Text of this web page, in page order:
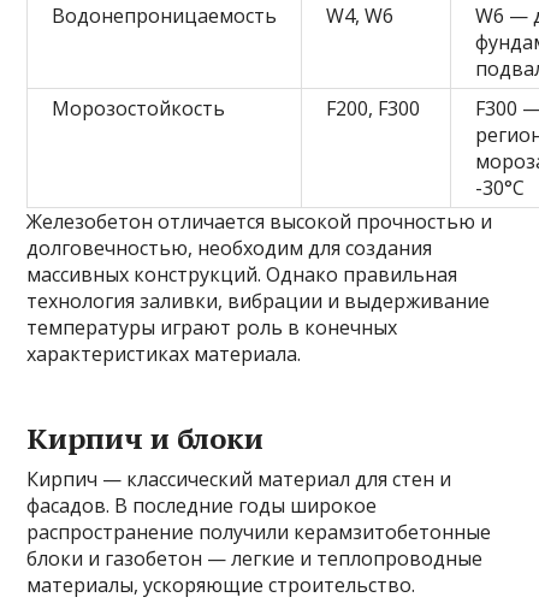
Водонепроницаемость
W4, W6
W6 —
Морозостойкость
F200, F300
F300
-30°C
Железобетон отличается высокой прочностью и
долговечностью, необходим для создания
массивных конструкций. Однако правильная
технология заливки, вибрации и выдерживание
температуры играют роль в конечных
характеристиках материала.
Кирпич и блоки
Кирпич — классический материал для стен и
фасадов. В последние годы широкое
распространение получили керамзитобетонные
блоки и газобетон — легкие и теплопроводные
материалы, ускоряющие строительство.